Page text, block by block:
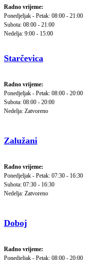
Radno vrijeme:
Ponedjeljak - Petak: 08:00 - 21:00
Subota: 08:00 - 21:00
Nedelja: 9:00 - 15:00
Starčevica
Radno vrijeme:
Ponedjeljak - Petak: 08:00 - 20:00
Subota: 08:00 - 20:00
Nedelja: Zatvoreno
Zalužani
Radno vrijeme:
Ponedjeljak - Petak: 07:30 - 16:30
Subota: 07:30 - 16:30
Nedelja: Zatvoreno
Doboj
Radno vrijeme:
Ponedjeljak - Petak: 08:00 - 20:00